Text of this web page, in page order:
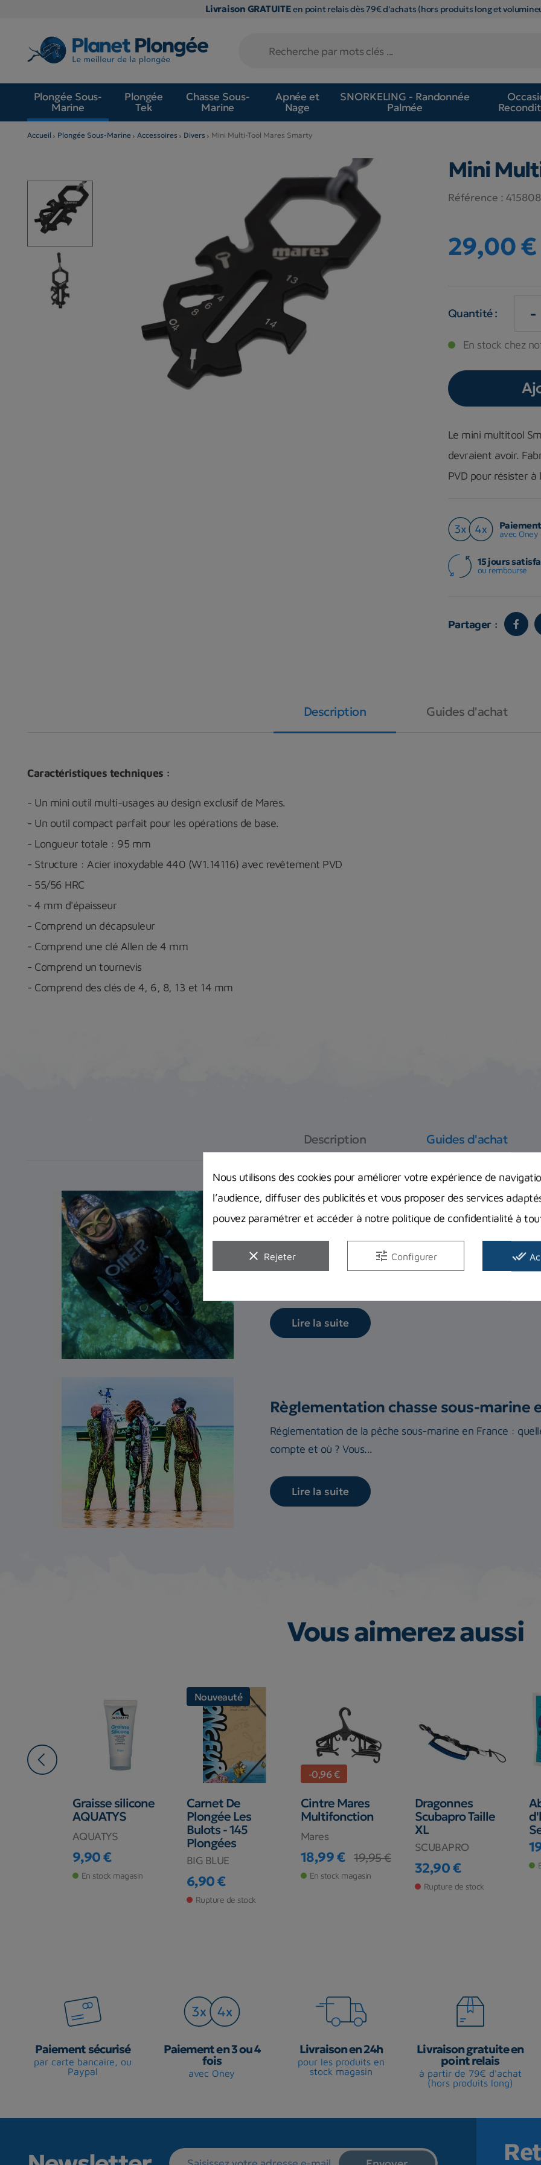
Livraison GRATUITEen point relais dès 79€ d'achats (hors produits long et
Plongée Sous-
Marine
Plongée
Tek
Chasse Sous-
Marine
Apnée et
Nage
SNORKELING - Randonnée
Palmée
Accueil Plongée Sous-Marine Accessoires Divers Mini Multi-Tool Mares Smarty
Mini
Référence : 415808
29,00 €
Quantité : -
En stock chez
Le mini multitool
devraient avoir.
PVD pour résister à
avec Oney
15 jours
ou remboursé
Partager :
Description Guides d'achat
Caractéristiques techniques :
- Un mini outil multi-usages au design exclusif de Mares.
- Un outil compact parfait pour les opérations de base.
- Longueur totale : 95 mm
- Structure : Acier inoxydable 440 (W1.14116) avec revêtement PVD
- 55/56 HRC
- 4 mm d'épaisseur
- Comprend un décapsuleur
- Comprend une clé Allen de 4 mm
- Comprend un tournevis
- Comprend des clés de 4, 6, 8, 13 et 14 mm
Description Guides d'achat
Bien débuter la chasse sous-marine :
obligatoires et indispensables ?
Quels sont les accessoires pour pouvoir la pratiquer en
Lire la suite
Règlementation chasse sous-marine
Réglementation de la pêche sous-marine en France :
compte et où ? Vous...
Lire la suite
Vous aimerez aussi
Graisse silicone
AQUATYS
AQUATYS
Prix
9,90 €
En stock magasin
Nouveauté
Carnet De
Plongée Les
Bulots - 145
Plongées
BIG BLUE
Prix
6,90 €
Rupture de stock
-0,96 €
Cintre Mares
Multifonction
Mares
Prix
18,99 €
Prix de base
19,95 €
En stock magasin
Dragonnes
Scubapro Taille
XL
SCUBAPRO
Prix
32,90 €
Rupture de stock
Paiement sécurisé
par carte bancaire, ou
Paypal
Paiement en 3 ou 4
fois
avec Oney
Livraison en 24h
pour les produits en
stock magasin
Livraison gratuite en
point relais
à partir de 79€ d'achat
(hors produits long)
Nous utilisons des cookies pour améliorer votre expérience de
l’audience, diffuser des publicités et vous proposer des services
pouvez paramétrer et accéder à notre politique de confidentialité à
clear Rejeter tune Configurer done_all